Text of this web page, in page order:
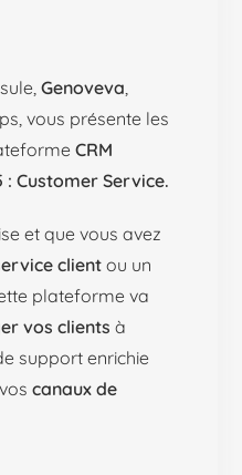
Genoveva,
vous présente les
CRM
Customer Service.
et que vous avez
clientou un
plateforme va
vos clients à
support enrichie
voscanaux de